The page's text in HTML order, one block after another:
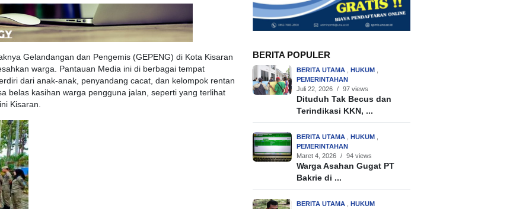
Gelandangan dan Pengemis (GEPENG) di Kota Kisaran
warga. Pantauan Media ini di berbagai tempat
dari anak-anak, penyandang cacat, dan kelompok rentan
belas kasihan warga pengguna jalan, seperti yang terlihat
Kisaran.
BERITA POPULER
BERITA UTAMA , HUKUM ,
PEMERINTAHAN
Juli 22, 2026
/ 97 views
Dituduh Tak Becus dan
Terindikasi KKN, ...
BERITA UTAMA , HUKUM ,
PEMERINTAHAN
Maret 4, 2026
/ 94 views
Warga Asahan Gugat PT
Bakrie di ...
BERITA UTAMA , HUKUM